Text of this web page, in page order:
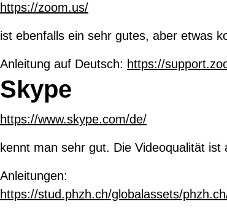
https://zoom.us/
ist ebenfalls ein sehr gutes, aber etwas
Anleitung auf Deutsch: https://
Skype
https://www.skype.com/de/
kennt man sehr gut. Die Videoqualität
Anleitungen:
https://stud.phzh.ch/globalassets/